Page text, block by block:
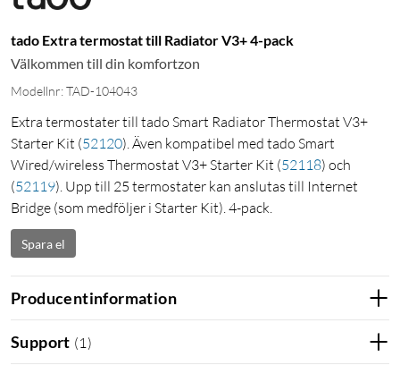
tado Extra termostat till Radiator V3+ 4-pack
Välkommen till din komfortzon
Modellnr: TAD-104043
Extra termostater till tado Smart Radiator Thermostat V3+
Starter Kit (52120). Även kompatibel med tado Smart
Wired/wireless Thermostat V3+ Starter Kit (52118) och
(52119). Upp till 25 termostater kan anslutas till Internet
Bridge (som medföljer i Starter Kit). 4-pack.
Spara el
Producentinformation
Support (1 )